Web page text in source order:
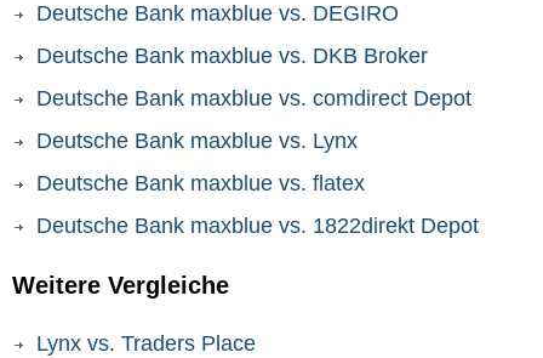
Deutsche Bank maxblue vs. DEGIRO
Deutsche Bank maxblue vs. DKB Broker
Deutsche Bank maxblue vs. comdirect Depot
Deutsche Bank maxblue vs. Lynx
Deutsche Bank maxblue vs. flatex
Deutsche Bank maxblue vs. 1822direkt Depot
Weitere Vergleiche
Lynx vs. Traders Place